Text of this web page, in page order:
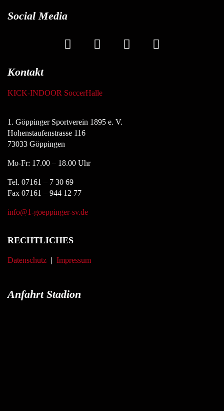
Social Media
Kontakt
KICK-INDOOR SoccerHalle
1. Göppinger Sportverein 1895 e. V.
Hohenstaufenstrasse 116
73033 Göppingen
Mo-Fr: 17.00 – 18.00 Uhr
Tel. 07161 – 7 30 69
Fax 07161 – 944 12 77
info@1-goeppinger-sv.de
RECHTLICHES
Datenschutz | Impressum
Anfahrt Stadion